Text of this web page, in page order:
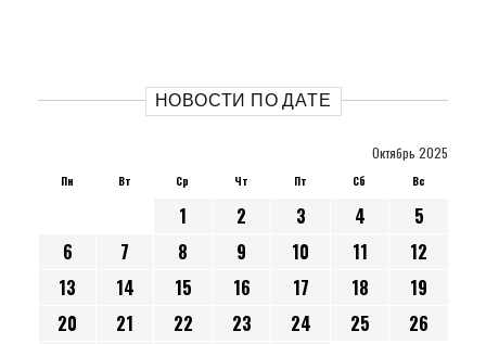
НОВОСТИ ПО ДАТЕ
Октябрь 2025
Пн Вт Ср Чт Пт Сб Вс
1 2 3 4
5
6
7 8 9 10 11
12
13
14 15 16 17 18
19
20
21 22 23 24 25
26